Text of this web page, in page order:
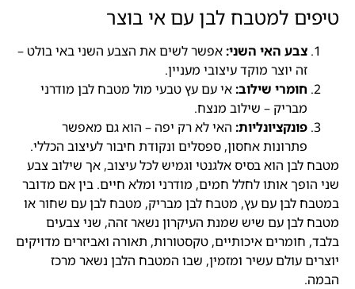
טיפים למטבח לבן עם אי בוצר
צבע האי השני:אפשר לשים את הצבע השני באי בולט –
זה יוצר מוקד עיצובי מעניין.
חומרי שילוב:אי עם עץ טבעי מול מטבח לבן מודרני
מבריק – שילוב מנצח.
פונקציונליות: האי לא רק יפה – הוא גם מאפשר
פתרונות אחסון, ספסלים ונקודת חיבור לעיצוב הכללי.
מטבח לבן הוא בסיס אלגנטי וגמיש לכל עיצוב, אך שילוב צבע
שני הופך אותו לחלל חמים, מודרני ומלא חיים. בין אם מדובר
במטבח לבן עם עץ, מטבח לבן מבריק, מטבח לבן עם שחור או
מטבח לבן עם שיש שמנת העיקרון נשאר זהה, שני צבעים
בלבד, חומרים איכותיים, טקסטורות, תאורה ואביזרים מדויקים
יוצרים עולם עשיר ומזמין, שבו המטבח הלבן נשאר מרכז
הבמה.